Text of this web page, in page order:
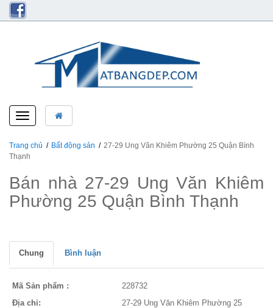
Toggle
navigation
Trang chủ Bất động sản
27-29 Ung Văn Khiêm Phường 25 Quận Bình
Thạnh
Bán nhà 27-29 Ung Văn Khiêm
Phường 25 Quận Bình Thạnh
Chung Bình luận
Mã Sản phẩm :
228732
Địa chỉ:
27-29 Ung Văn Khiêm Phường 25